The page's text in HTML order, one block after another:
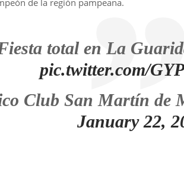
de la región pampeana.
total en La
pic.twitter.com/
Club San Martín de
January 22,